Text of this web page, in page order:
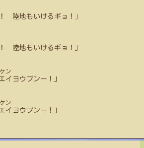
陸地もいけるギョ！」
陸地もいけるギョ！」
ン
イヨウブンー！」
ン
イヨウブンー！」